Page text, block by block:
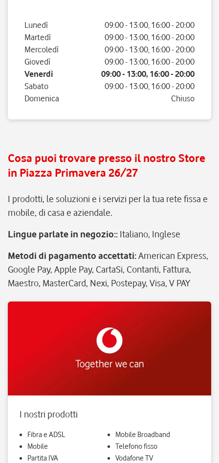
Giorno della settimanaOrario
Lunedì 09:00- 13:00 16:00- 20:00
Martedì
09:00- 13:00 16:00- 20:00
Mercoledì
09:00- 13:00 16:00- 20:00
Giovedì
09:00- 13:00 16:00- 20:00
Venerdì
09:00- 13:00, 16:00- 20:00
Sabato
09:00- 13:00 16:00- 20:00
Domenica
Chiuso
Cosa puoi trovare presso il nostro Store
in Piazza Primavera 26/27
I prodotti, le soluzioni e i servizi per la tua rete fissa e
mobile, di casa e aziendale.
Lingue parlate in negozio:: Italiano, Inglese
Metodi di pagamento accettati:American Express,
Google Pay, Apple Pay, CartaSi, Contanti, Fattura,
Maestro, MasterCard, Nexi, Postepay, Visa, V PAY
I nostri prodotti
Fibra e ADSL
Mobile
Partita IVA
Mobile Broadband
Telefono fisso
Vodafone TV